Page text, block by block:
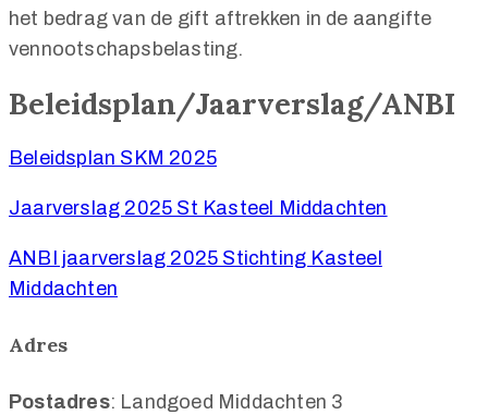
het bedrag van de gift aftrekken in de aangifte
vennootschapsbelasting.
Beleidsplan/Jaarverslag/ANBI
Beleidsplan SKM 2025
Jaarverslag 2025 St Kasteel Middachten
ANBI jaarverslag 2025 Stichting Kasteel
Middachten
Adres
Postadres: Landgoed Middachten 3